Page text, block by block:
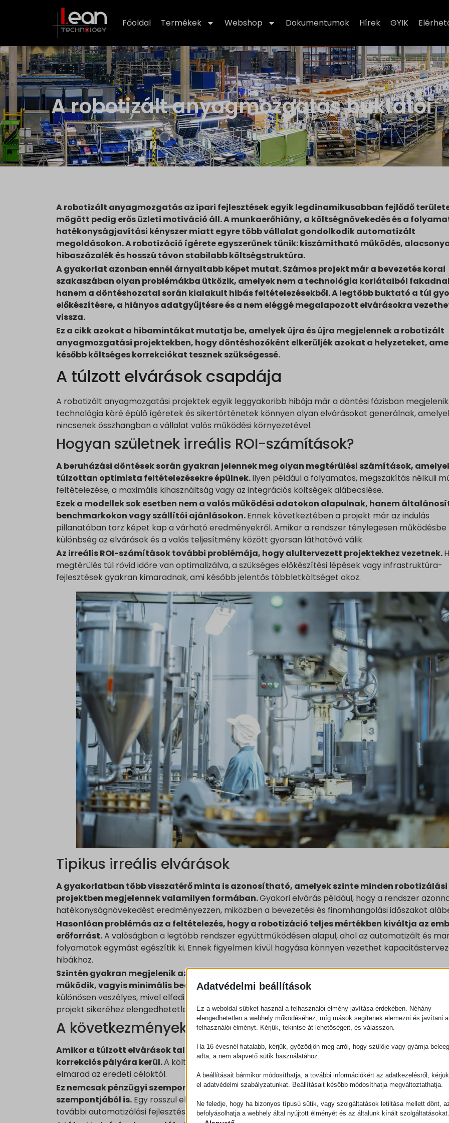
Főoldal Termékek Webshop Dokumentumok Hírek GYIK
A robotizált anyagmozgatás buktatói
A robotizált anyagmozgatás az ipari fejlesztések egyik legdinamikusabban fejlődő
mögött pedig erős üzleti motiváció áll. A munkaerőhiány, a költségnövekedés és a
hatékonyságjavítási kényszer miatt egyre több vállalat gondolkodik automatizált
megoldásokon. A robotizáció ígérete egyszerűnek tűnik: kiszámítható működés,
hibaszázalék és hosszú távon stabilabb költségstruktúra.
A gyakorlat azonban ennél árnyaltabb képet mutat. Számos projekt már a bevezetés korai
szakaszában olyan problémákba ütközik, amelyek nem a technológia korlátaiból
hanem a döntéshozatal során kialakult hibás feltételezésekből. A legtöbb buktató a túl
előkészítésre, a hiányos adatgyűjtésre és a nem eléggé megalapozott elvárásokra
vissza.
Ez a cikk azokat a hibamintákat mutatja be, amelyek újra és újra megjelennek a robotizált
anyagmozgatási projektekben, hogy döntéshozóként elkerüljék azokat a helyzeteket,
később költséges korrekciókat tesznek szükségessé.
A túlzott elvárások csapdája
A robotizált anyagmozgatási projektek egyik leggyakoribb hibája már a döntési fázisban
technológia köré épülő ígéretek és sikertörténetek könnyen olyan elvárásokat generálnak,
nincsenek összhangban a vállalat valós működési környezetével.
Hogyan születnek irreális ROI-számítások?
A beruházási döntések során gyakran jelennek meg olyan megtérülési számítások,
túlzottan optimista feltételezésekre épülnek.Ilyen például a folyamatos, megszakítás nélküli
feltételezése, a maximális kihasználtság vagy az integrációs költségek alábecslése.
Ezek a modellek sok esetben nem a valós működési adatokon alapulnak, hanem
benchmarkokon vagy szállítói ajánlásokon.Ennek következtében a projekt már az indulás
pillanatában torz képet kap a várható eredményekről. Amikor a rendszer ténylegesen működésbe
különbség az elvárások és a valós teljesítmény között gyorsan láthatóvá válik.
Az irreális ROI-számítások további problémája, hogy alultervezett projektekhez vezetnek.
megtérülés túl rövid időre van optimalizálva, a szükséges előkészítési lépések vagy infrastruktúra-
fejlesztések gyakran kimaradnak, ami később jelentős többletköltséget okoz.
Tipikus irreális elvárások
A gyakorlatban több visszatérő minta is azonosítható, amelyek szinte minden robotizálási
projektben megjelennek valamilyen formában.Gyakori elvárás például, hogy a rendszer
hatékonyságnövekedést eredményezzen, miközben a bevezetési és finomhangolási időszakot
Hasonlóan problémás az a feltételezés, hogy a robotizáció teljes mértékben kiváltja az
erőforrást.A valóságban a legtöbb rendszer együttműködésen alapul, ahol az automatizált és
folyamatok egymást egészítik ki. Ennek figyelmen kívül hagyása könnyen vezethet
hibákhoz.
Szintén gyakran megjelenik az a gondolat, hogy a robotizált rendszer „plug and play”
működik, vagyis minimális beavatkozással illeszthető a meglévő folyamatokhoz.
különösen veszélyes, mivel elfedi azokat az integrációs és folyamatátalakítási feladatokat,
projekt sikeréhez elengedhetetlenek.
A következmények a projekt során
Amikor a túlzott elvárások találkoznak a valós működési környezettel, a projekt gyorsan
korrekciós pályára kerül.A költségek emelkednek, az időtervek csúsznak, és a rendszer
elmarad az eredeti céloktól.
Ez nemcsak pénzügyi szempontból jelent problémát, hanem a szervezeten belüli bizalom
szempontjából is. Egy rosszul előkészített projekt után a döntéshozók gyakran óvatosabbá
további automatizálási fejlesztésekkel kapcsolatban, még akkor is, ha azok valójában indokoltak
Adatvédelmi beállítások
Ez a weboldal sütiket használ a felhasználói élmény javítása érdekében. Néhány
elengedhetetlen a webhely működéséhez, míg mások segítenek elemezni és javítani a
felhasználói élményt. Kérjük, tekintse át lehetőségeit, és válasszon.
Ha 16 évesnél fiatalabb, kérjük, győződjön meg arról, hogy szülője vagy gyámja
adta, a nem alapvető sütik használatához.
A beállításait bármikor módosíthatja, a további információkért az adatkezelésről,
el adatvédelmi szabályzatunkat. Beállításait később módosíthatja megváltoztathatja.
Ne feledje, hogy ha bizonyos típusú sütik, vagy szolgáltatások letiltása mellett dönt,
befolyásolhatja a webhely által nyújtott élményét és az általunk kínált szolgáltatásokat.